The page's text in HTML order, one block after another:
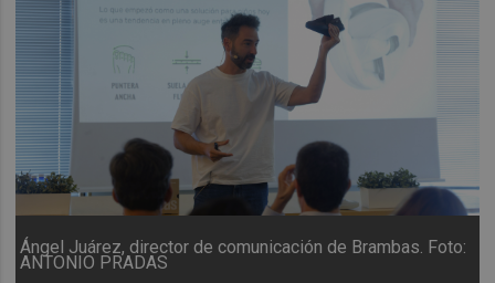
Ángel Juárez, director de comunicación de Brambas. Foto:
ANTONIO PRADAS